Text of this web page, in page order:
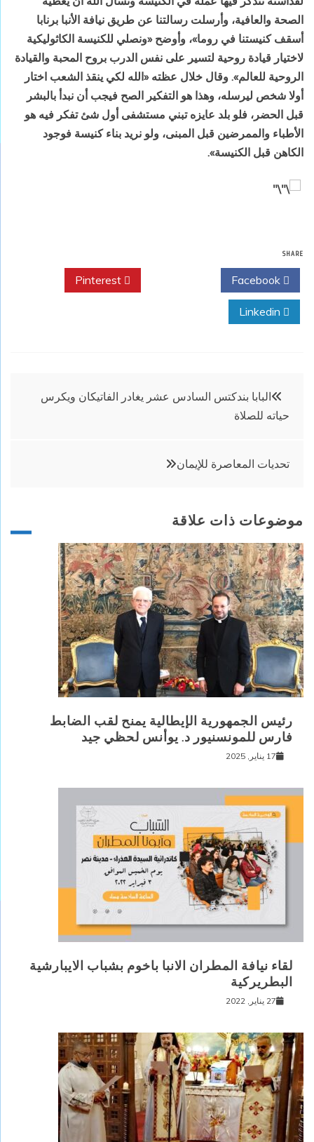
الصحة والعافية، وأرسلت رسالتنا عن طريق نيافة الأنبا برنابا
أسقف كنيستنا في روما»، وأوضح «ونصلي للكنيسة الكاثوليكية
لاختيار قيادة روحية لتسير على نفس الدرب بروح المحبة والقيادة
الروحية للعالم». وقال خلال عظته «الله لكي ينقذ الشعب اختار
أولا شخص ليرسله، وهذا هو التفكير الصح فيجب أن نبدأ بالبشر
قبل الحضر، فلو بلد عايزه تبني مستشفى أول شئ تفكر فيه هو
الأطباء والممرضين قبل المبنى، ولو نريد بناء كنيسة فوجود
الكاهن قبل الكنيسة».
SHARE
تصفّح
المقالات
البابا بندكتس السادس عشر يغادر الفاتيكان ويكرس
حياته للصلاة
تحديات المعاصرة للإيمان
موضوعات ذات علاقة
رئيس الجمهورية الإيطالية يمنح لقب الضابط
فارس للمونسنيور د. يوأنس لحظي جيد
17 يناير, 2025
لقاء نيافة المطران الانبا باخوم بشباب الايبارشية
البطريركية
27 يناير, 2022